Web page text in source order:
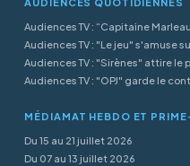
Audiences TV : “Capitaine
Audiences TV : "Le jeu" s'amuse sur
Audiences TV : "Sirènes" attire le
Audiences TV : "OPJ" garde le
MÉDIAMAT HEBDO ET
Du 15 au 21 juillet 2026
Du 07 au 13 juillet 2026